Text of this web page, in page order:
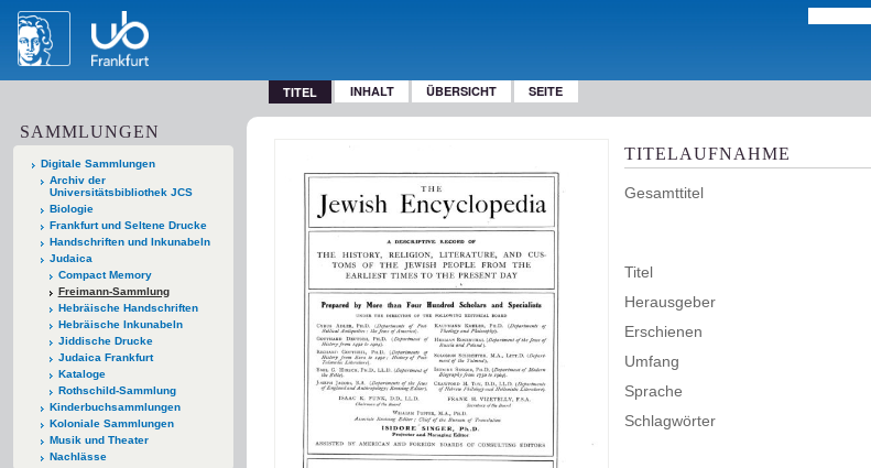
TITEL INHALT ÜBERSICHT SEITE
SAMMLUNGEN
Digitale Sammlungen
Archiv der
Universitätsbibliothek JCS
Biologie
Frankfurt und Seltene Drucke
Handschriften und Inkunabeln
Judaica
Compact Memory
Freimann-Sammlung
Hebräische Handschriften
Hebräische Inkunabeln
Jiddische Drucke
Judaica Frankfurt
Kataloge
Rothschild-Sammlung
Kinderbuchsammlungen
Koloniale Sammlungen
Musik und Theater
Nachlässe
TITELAUFNAHME
Gesamttitel
Titel
Herausgeber
Erschienen
Umfang
Sprache
Schlagwörter